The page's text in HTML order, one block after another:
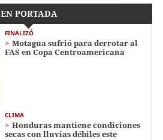
EN PORTADA
FINALIZÓ
Motagua sufrió para derrotar al
FAS en Copa Centroamericana
CLIMA
Honduras mantiene condiciones
secas con lluvias débiles este